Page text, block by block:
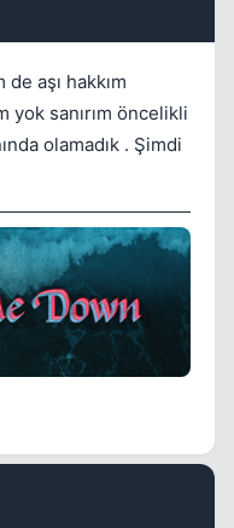
aşı hakkım
yok sanırım öncelikli
olamadık . Şimdi